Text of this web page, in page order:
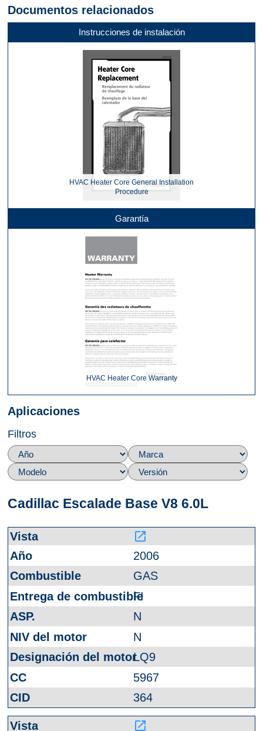
Documentos relacionados
Instrucciones de instalación
HVAC Heater Core General Installation
Procedure
Garantía
HVAC Heater Core Warranty
Aplicaciones
Filtros
Cadillac Escalade Base V8 6.0L
launch
2006
GAS
FI
N
N
LQ9
5967
364
launch